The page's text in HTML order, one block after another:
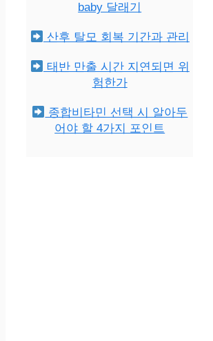
baby 달래기
산후 탈모 회복 기간과 관리
태반 만출 시간 지연되면 위
험한가
종합비타민 선택 시 알아두
어야 할 4가지 포인트